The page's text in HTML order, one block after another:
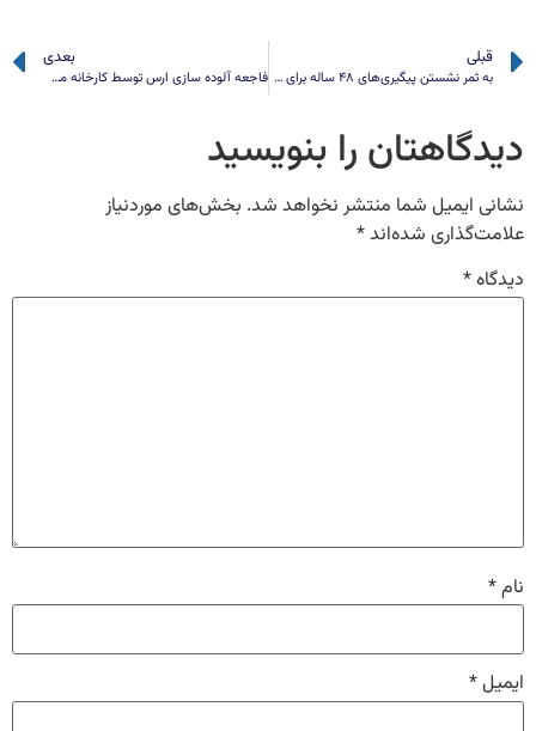
قبلی
به ثمر نشستن پیگیری‌های ۴۸ ساله برای دریافت حق‌آبه هیرمند
بعدی
فاجعه آلوده سازی ارس توسط کارخانه مس و طلای ارمنستان
دیدگاهتان را بنویسید
نشانی ایمیل شما منتشر نخواهد شد. بخش‌های موردنیاز
علامت‌گذاری شده‌اند*
دیدگاه*
نام*
ایمیل*